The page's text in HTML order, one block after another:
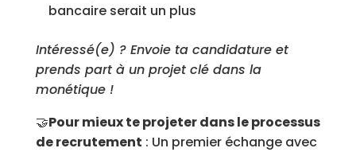
bancaire serait un plus
Intéressé(e) ? Envoie ta candidature et
prends part à un projet clé dans la
monétique !
🤝Pour mieux te projeter dans le processus
de recrutement : Un premier échange avec